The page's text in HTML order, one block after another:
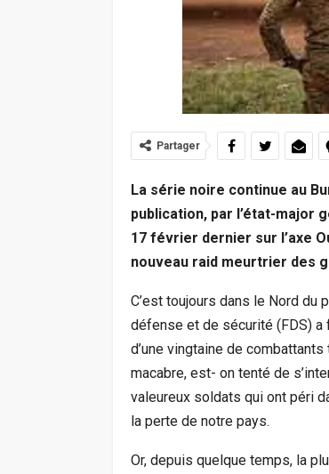
Partager
La série noire continue au
publication, par l’état-major
17 février dernier sur l’axe
nouveau raid meurtrier des
C’est toujours dans le Nord
défense et de sécurité (FDS) a
d’une vingtaine de
macabre, est- on tenté de
valeureux soldats qui ont péri
la perte de notre pays.
Or, depuis quelque temps, la